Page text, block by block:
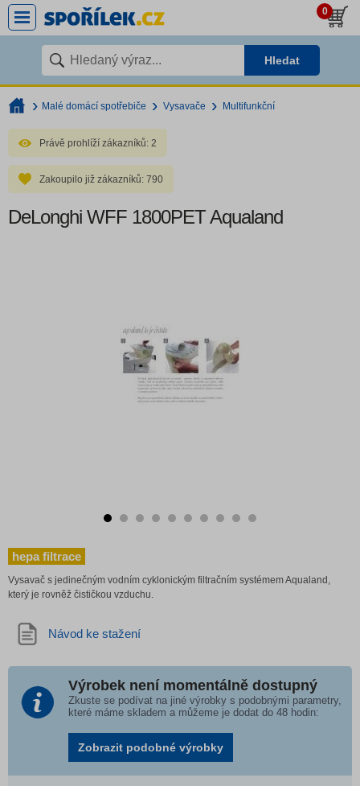
0
Hledat
Malé domácí spotřebiče Vysavače Multifunkční
Právě prohlíží zákazníků: 2
Zakoupilo již zákazníků: 790
DeLonghi WFF 1800PET Aqualand
hepa filtrace
Vysavač s jedinečným vodním cyklonickým filtračním systémem Aqualand,
který je rovněž čističkou vzduchu.
Návod ke stažení
Výrobek není momentálně dostupný
Zkuste se podívat na jiné výrobky s podobnými parametry,
které máme skladem a můžeme je dodat do 48 hodin:
Zobrazit podobné výrobky